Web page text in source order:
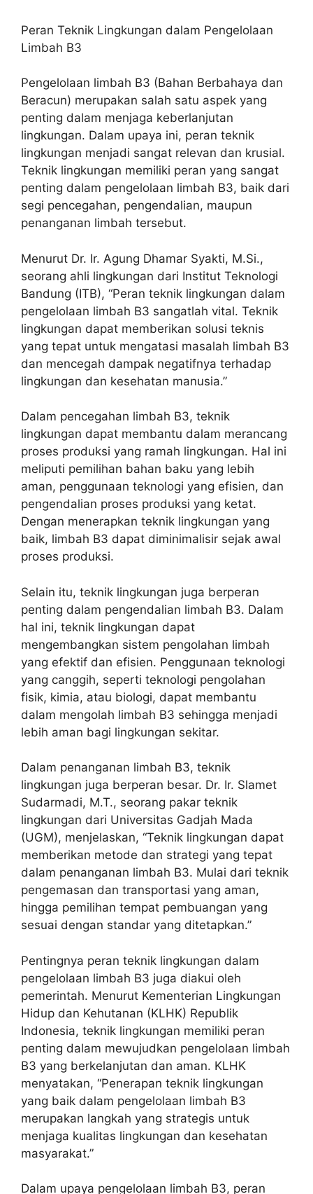
Peran Teknik Lingkungan dalam Pengelolaan
Limbah B3
Pengelolaan limbah B3 (Bahan Berbahaya dan
Beracun) merupakan salah satu aspek yang
penting dalam menjaga keberlanjutan
lingkungan. Dalam upaya ini, peran teknik
lingkungan menjadi sangat relevan dan krusial.
Teknik lingkungan memiliki peran yang sangat
penting dalam pengelolaan limbah B3, baik dari
segi pencegahan, pengendalian, maupun
penanganan limbah tersebut.
Menurut Dr. Ir. Agung Dhamar Syakti, M.Si.,
seorang ahli lingkungan dari Institut Teknologi
Bandung (ITB), “Peran teknik lingkungan dalam
pengelolaan limbah B3 sangatlah vital. Teknik
lingkungan dapat memberikan solusi teknis
yang tepat untuk mengatasi masalah limbah B3
dan mencegah dampak negatifnya terhadap
lingkungan dan kesehatan manusia.”
Dalam pencegahan limbah B3, teknik
lingkungan dapat membantu dalam merancang
proses produksi yang ramah lingkungan. Hal ini
meliputi pemilihan bahan baku yang lebih
aman, penggunaan teknologi yang efisien, dan
pengendalian proses produksi yang ketat.
Dengan menerapkan teknik lingkungan yang
baik, limbah B3 dapat diminimalisir sejak awal
proses produksi.
Selain itu, teknik lingkungan juga berperan
penting dalam pengendalian limbah B3. Dalam
hal ini, teknik lingkungan dapat
mengembangkan sistem pengolahan limbah
yang efektif dan efisien. Penggunaan teknologi
yang canggih, seperti teknologi pengolahan
fisik, kimia, atau biologi, dapat membantu
dalam mengolah limbah B3 sehingga menjadi
lebih aman bagi lingkungan sekitar.
Dalam penanganan limbah B3, teknik
lingkungan juga berperan besar. Dr. Ir. Slamet
Sudarmadi, M.T., seorang pakar teknik
lingkungan dari Universitas Gadjah Mada
(UGM), menjelaskan, “Teknik lingkungan dapat
memberikan metode dan strategi yang tepat
dalam penanganan limbah B3. Mulai dari teknik
pengemasan dan transportasi yang aman,
hingga pemilihan tempat pembuangan yang
sesuai dengan standar yang ditetapkan.”
Pentingnya peran teknik lingkungan dalam
pengelolaan limbah B3 juga diakui oleh
pemerintah. Menurut Kementerian Lingkungan
Hidup dan Kehutanan (KLHK) Republik
Indonesia, teknik lingkungan memiliki peran
penting dalam mewujudkan pengelolaan limbah
B3 yang berkelanjutan dan aman. KLHK
menyatakan, “Penerapan teknik lingkungan
yang baik dalam pengelolaan limbah B3
merupakan langkah yang strategis untuk
menjaga kualitas lingkungan dan kesehatan
masyarakat.”
Dalam upaya pengelolaan limbah B3, peran